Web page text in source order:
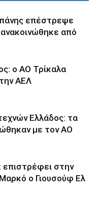
επέστρεψε
από
ο ΑΟ Τρίκαλα
ΑΕΛ
Ελλάδος: τα
με τον ΑΟ
επιστρέφει στην
ο Γιουσούφ Ελ